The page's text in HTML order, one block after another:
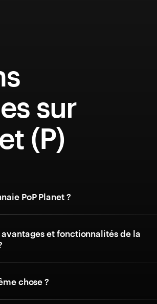
sur
(P)
PoP Planet ?
et fonctionnalités de la
chose ?